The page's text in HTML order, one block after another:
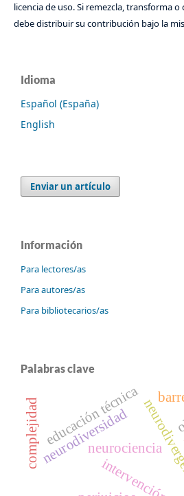
licencia de uso. Si remezcla, transforma
debe distribuir su contribución bajo la
Idioma
Español (España)
English
Enviar un artículo
Información
Para lectores/as
Para autores/as
Para bibliotecarios/as
Palabras clave
neurodiversidad
neurociencia
complejidad educación técnica